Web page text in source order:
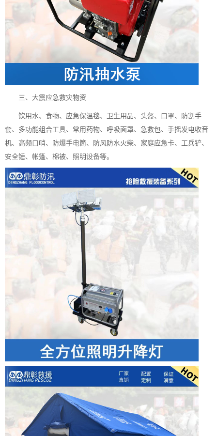
三、大震应急救灾物资
饮用水、食物、应急保温毯、卫生用品、头盔、口罩、防割手
套、多功能组合工具、常用药物、呼吸面罩、急救包、手摇发电收音
机、高频口哨、防爆手电筒、防风防水火柴、家庭应急卡、工兵铲、
安全锤、帐篷、棉被、照明设备等。